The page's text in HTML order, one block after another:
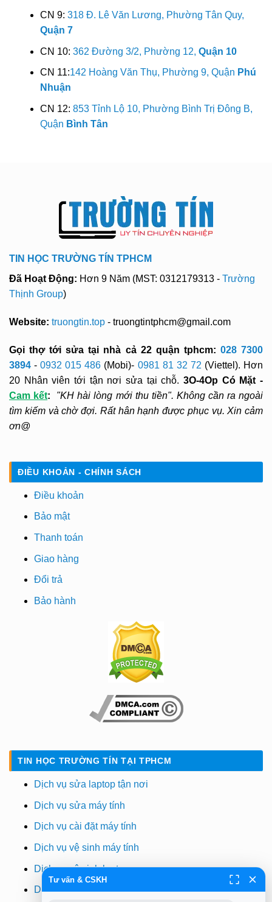
CN 9: 318 Đ. Lê Văn Lương, Phường Tân Quy,
Quận 7
CN 10: 362 Đường 3/2, Phường 12, Quận 10
CN 11:142 Hoàng Văn Thụ, Phường 9, Quận Phú
Nhuận
CN 12: 853 Tỉnh Lộ 10, Phường Bình Trị Đông B,
Quận Bình Tân
TIN HỌC TRƯỜNG TÍN TPHCM
Đã Hoạt Động: Hơn 9 Năm (MST: 0312179313 - Trường
Thịnh Group)
Website: truongtin.top - truongtintphcm@gmail.com
Gọi thợ tới sửa tại nhà cả 22 quận tphcm: 028 7300
3894-0932 015 486 (Mobi)- 0981 81 32 72 (Viettel). Hơn
20 Nhân viên tới tận nơi sửa tại chỗ. 3O-4Op Có Mặt -
Cam kết:
"KH hài lòng mới thu tiền". Không cần ra ngoài
tìm kiếm và chờ đợi. Rất hân hạnh được phục vụ. Xin cảm
ơn@
ĐIỀU KHOẢN - CHÍNH SÁCH
Điều khoản
Bảo mật
Thanh toán
Giao hàng
Đổi trả
Bảo hành
TIN HỌC TRƯỜNG TÍN TẠI TPHCM
Dịch vụ sửa laptop tận nơi
Dịch vụ sửa máy tính
Dịch vụ cài đặt máy tính
Dịch vụ vệ sinh máy tính
Dịch vụ vệ sinh laptop
Dịch vụ cài win
Tư vấn & CSKH